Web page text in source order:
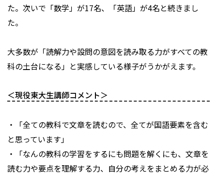
た。次いで「数学」が17名、「英語」が4名と続きまし
た。
大多数が「読解力や設問の意図を読み取る力がすべての教
科の土台になる」と実感している様子がうかがえます。
＜現役東大生講師コメント＞
・「全ての教科で文章を読むので、全てが国語要素を含む
と思っています」
・「なんの教科の学習をするにも問題を解くにも、文章を
読む力や要点を理解する力、自分の考えをまとめる力が必